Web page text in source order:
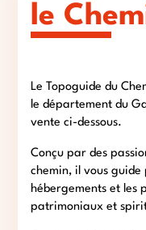
le
Le Topoguide du
le département du
vente ci-dessous.
Conçu par des
chemin, il vous guide
hébergements et les
patrimoniaux et